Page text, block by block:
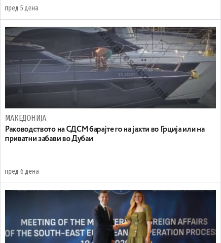
пред 5 дена
МАКЕДОНИЈА
Раководството на СДСМ барајте го на јахти во Грција или на
приватни забави во Дубаи
пред 6 дена